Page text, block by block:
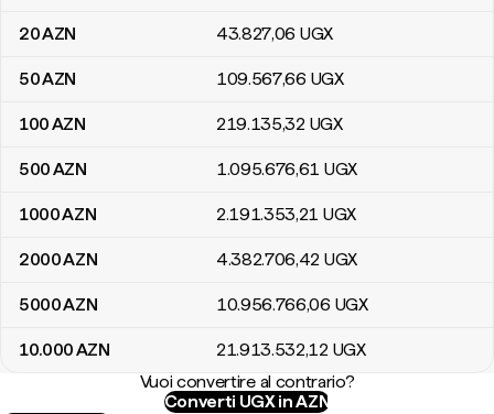
20AZN 43.827,06 UGX
50AZN 109.567,66 UGX
100AZN 219.135,32 UGX
500AZN 1.095.676,61 UGX
1000AZN 2.191.353,21 UGX
2000AZN 4.382.706,42 UGX
5000AZN 10.956.766,06 UGX
10.000AZN 21.913.532,12 UGX
Vuoi convertire al contrario?
Converti UGX in AZN